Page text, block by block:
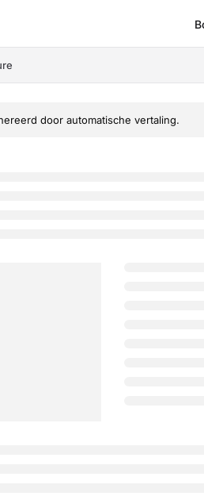
door automatische vertaling.